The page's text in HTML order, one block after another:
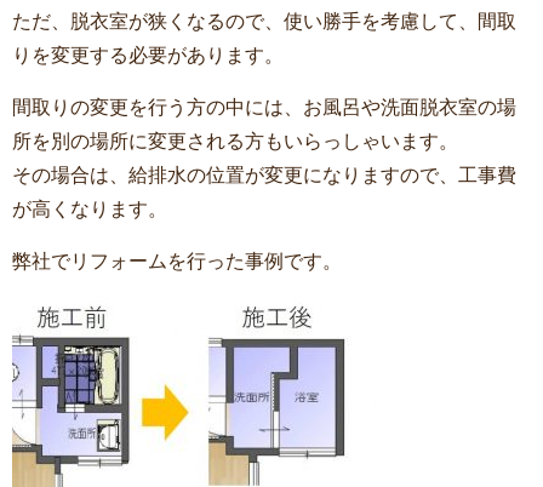
ただ、脱衣室が狭くなるので、使い勝手を考慮して、間取
りを変更する必要があります。
間取りの変更を行う方の中には、お風呂や洗面脱衣室の場
所を別の場所に変更される方もいらっしゃいます。
その場合は、給排水の位置が変更になりますので、工事費
が高くなります。
弊社でリフォームを行った事例です。